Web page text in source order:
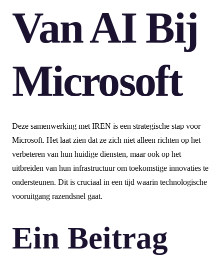
Van AI Bij
Microsoft
Deze samenwerking met IREN is een strategische stap voor
Microsoft. Het laat zien dat ze zich niet alleen richten op het
verbeteren van hun huidige diensten, maar ook op het
uitbreiden van hun infrastructuur om toekomstige innovaties te
ondersteunen. Dit is cruciaal in een tijd waarin technologische
vooruitgang razendsnel gaat.
Ein Beitrag